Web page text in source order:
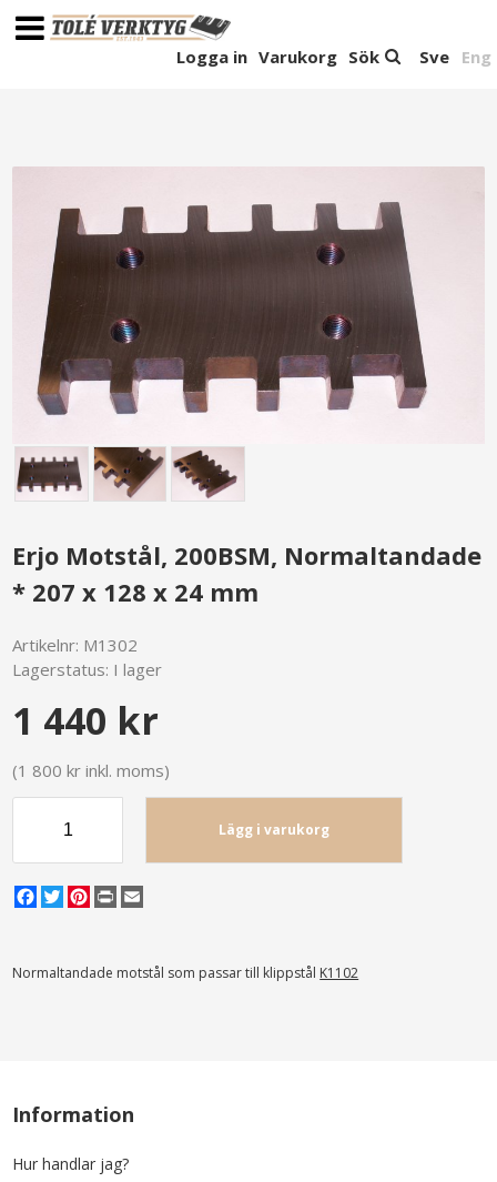
Sve Eng
Sök
Varukorg
Logga in
Erjo Motstål, 200BSM, Normaltandade
* 207 x 128 x 24 mm
Artikelnr: M1302
Lagerstatus: I lager
1 440 kr
(1 800 kr inkl. moms)
Lägg i varukorg
Facebook
TwitterPinterest
Print
Normaltandade motstål som passar till klippstål K1102
Information
Hur handlar jag?